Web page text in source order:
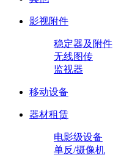
影视附件
稳定器及附件
无线图传
监视器
移动设备
器材租赁
电影级设备
单反/摄像机